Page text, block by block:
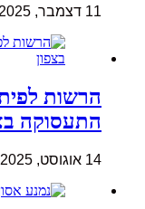
11 דצמבר, 2025
הרשות
התעסוקה
14 אוגוסט, 2025